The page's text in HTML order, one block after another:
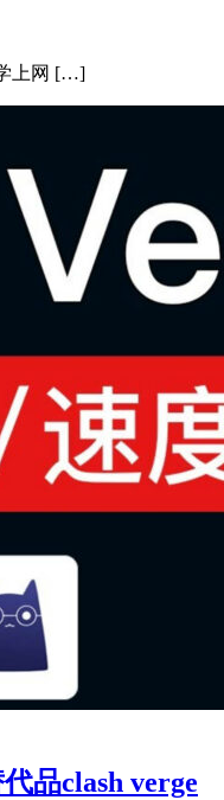
上网 […]
品clash verge